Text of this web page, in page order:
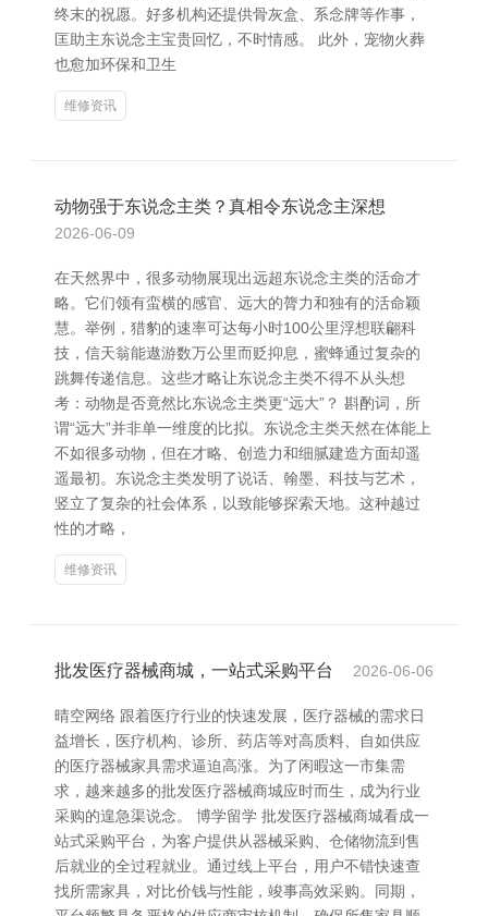
终末的祝愿。好多机构还提供骨灰盒、系念牌等作事，
匡助主东说念主宝贵回忆，不时情感。 此外，宠物火葬
也愈加环保和卫生
维修资讯
动物强于东说念主类？真相令东说念主深想
2026-06-09
在天然界中，很多动物展现出远超东说念主类的活命才
略。它们领有蛮横的感官、远大的膂力和独有的活命颖
慧。举例，猎豹的速率可达每小时100公里浮想联翩科
技，信天翁能遨游数万公里而贬抑息，蜜蜂通过复杂的
跳舞传递信息。这些才略让东说念主类不得不从头想
考：动物是否竟然比东说念主类更“远大”？ 斟酌词，所
谓“远大”并非单一维度的比拟。东说念主类天然在体能上
不如很多动物，但在才略、创造力和细腻建造方面却遥
遥最初。东说念主类发明了说话、翰墨、科技与艺术，
竖立了复杂的社会体系，以致能够探索天地。这种越过
性的才略，
维修资讯
批发医疗器械商城，一站式采购平台 2026-06-06
晴空网络 跟着医疗行业的快速发展，医疗器械的需求日
益增长，医疗机构、诊所、药店等对高质料、自如供应
的医疗器械家具需求逼迫高涨。为了闲暇这一市集需
求，越来越多的批发医疗器械商城应时而生，成为行业
采购的遑急渠说念。 博学留学 批发医疗器械商城看成一
站式采购平台，为客户提供从器械采购、仓储物流到售
后就业的全过程就业。通过线上平台，用户不错快速查
找所需家具，对比价钱与性能，竣事高效采购。同期，